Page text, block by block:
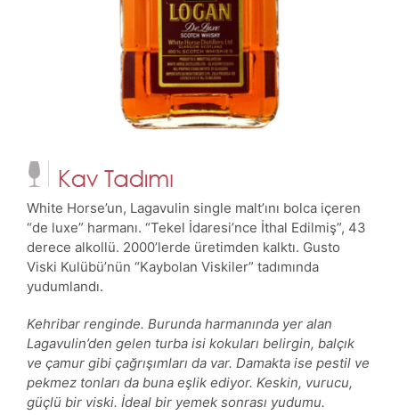
White Horse’un, Lagavulin single malt’ını bolca içeren
“de luxe” harmanı. “Tekel İdaresi’nce İthal Edilmiş”, 43
derece alkollü. 2000’lerde üretimden kalktı. Gusto
Viski Kulübü’nün “Kaybolan Viskiler” tadımında
yudumlandı.
Kehribar renginde. Burunda harmanında yer alan
Lagavulin’den gelen turba isi kokuları belirgin, balçık
ve çamur gibi çağrışımları da var. Damakta ise pestil ve
pekmez tonları da buna eşlik ediyor. Keskin, vurucu,
güçlü bir viski. İdeal bir yemek sonrası yudumu.